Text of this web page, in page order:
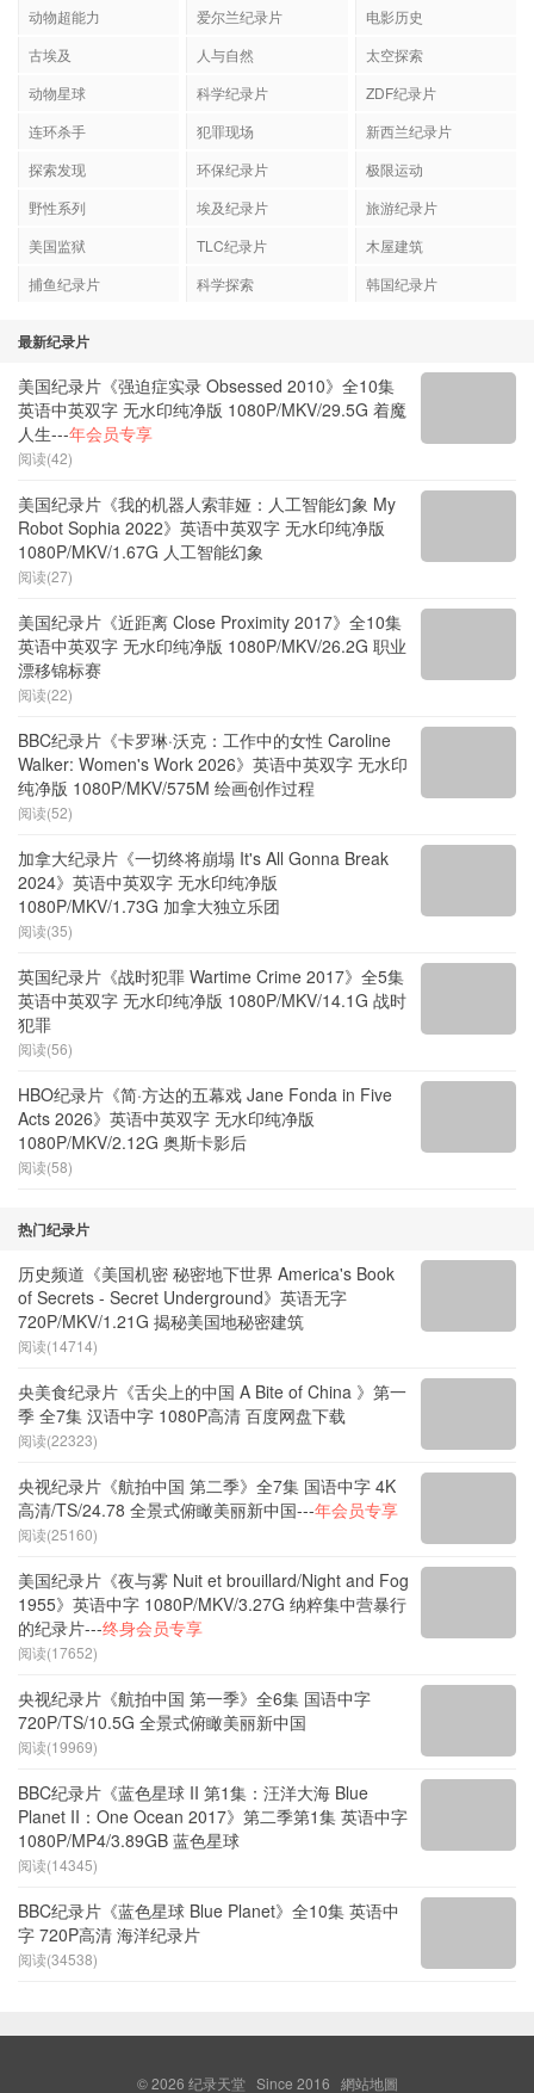
宇宙探索纪录片
中国传统文化
动物保护纪录片
动物超能力
爱尔兰纪录片
电影历史
古埃及
人与自然
太空探索
动物星球
科学纪录片
ZDF纪录片
连环杀手
犯罪现场
新西兰纪录片
探索发现
环保纪录片
极限运动
野性系列
埃及纪录片
旅游纪录片
美国监狱
TLC纪录片
木屋建筑
最新纪录片
美国纪录片《强迫症实录 Obsessed 2010》全10集
英语中英双字 无水印纯净版 1080P/MKV/29.5G 着魔
人生---年会员专享
阅读(42)
美国纪录片《我的机器人索菲娅：人工智能幻象 My
Robot Sophia 2022》英语中英双字 无水印纯净版
1080P/MKV/1.67G 人工智能幻象
阅读(27)
美国纪录片《近距离 Close Proximity 2017》全10集
英语中英双字 无水印纯净版 1080P/MKV/26.2G 职业
漂移锦标赛
BBC纪录片《卡罗琳·沃克：工作中的女性 Caroline
Walker: Women's Work 2026》英语中英双字 无水印
纯净版 1080P/MKV/575M 绘画创作过程
阅读(52)
加拿大纪录片《一切终将崩塌 It's All Gonna Break
2024》英语中英双字 无水印纯净版
1080P/MKV/1.73G 加拿大独立乐团
阅读(35)
英国纪录片《战时犯罪 Wartime Crime 2017》全5集
英语中英双字 无水印纯净版 1080P/MKV/14.1G 战时
犯罪
HBO纪录片《简·方达的五幕戏 Jane Fonda in Five
Acts 2026》英语中英双字 无水印纯净版
1080P/MKV/2.12G 奥斯卡影后
热门纪录片
历史频道《美国机密 秘密地下世界 America's Book
of Secrets - Secret Underground》英语无字
720P/MKV/1.21G 揭秘美国地秘密建筑
阅读(14714)
央美食纪录片《舌尖上的中国 A Bite of China 》第一
季 全7集 汉语中字 1080P高清 百度网盘下载
阅读(22323)
央视纪录片《航拍中国 第二季》全7集 国语中字 4K
高清/TS/24.78 全景式俯瞰美丽新中国---
阅读(25160)
美国纪录片《夜与雾 Nuit et brouillard/Night and Fog
1955》英语中字 1080P/MKV/3.27G 纳粹集中营暴行
的纪录片---
阅读(17652)
央视纪录片《航拍中国 第一季》全6集 国语中字
720P/TS/10.5G 全景式俯瞰美丽新中国
阅读(19969)
BBC纪录片《蓝色星球 II 第1集：汪洋大海 Blue
Planet II：One Ocean 2017》第二季第1集 英语中字
1080P/MP4/3.89GB 蓝色星球
阅读(14345)
BBC纪录片《蓝色星球 Blue Planet》全10集 英语中
字 720P高清 海洋纪录片